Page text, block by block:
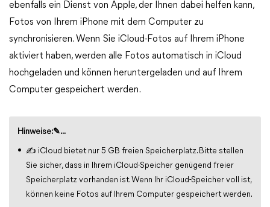
ebenfalls ein Dienst von Apple, der Ihnen dabei helfen kann,
Fotos von Ihrem iPhone mit dem Computer zu
synchronisieren. Wenn Sie iCloud-Fotos auf Ihrem iPhone
aktiviert haben, werden alle Fotos automatisch in iCloud
hochgeladen und können heruntergeladen und auf Ihrem
Computer gespeichert werden.
Hinweise:✎...
✍ iCloud bietet nur 5 GB freien Speicherplatz. Bitte stellen
Sie sicher, dass in Ihrem iCloud-Speicher genügend freier
Speicherplatz vorhanden ist. Wenn Ihr iCloud-Speicher voll ist,
können keine Fotos auf Ihrem Computer gespeichert werden.